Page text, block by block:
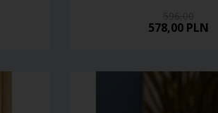
578,00 PLN